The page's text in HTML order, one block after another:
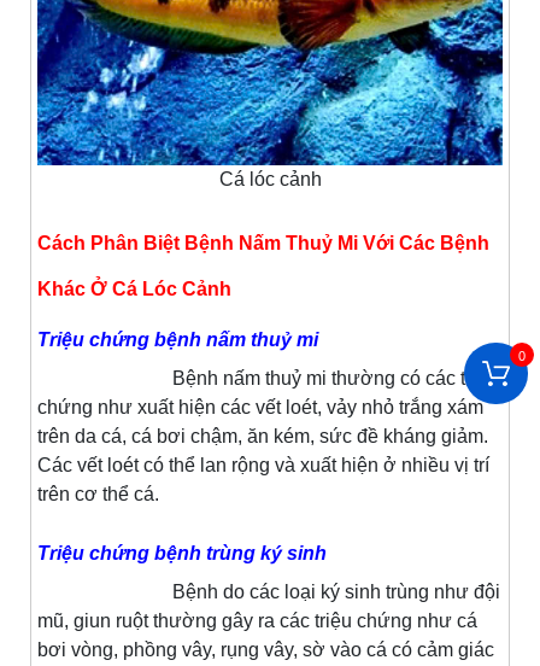
Cá lóc cảnh
Cách Phân Biệt Bệnh Nấm Thuỷ Mi Với Các Bệnh
Khác Ở Cá Lóc Cảnh
Triệu chứng bệnh nấm thuỷ mi
Bệnh nấm thuỷ mi thường có các triệu
chứng như xuất hiện các vết loét, vảy nhỏ trắng xám
trên da cá, cá bơi chậm, ăn kém, sức đề kháng giảm.
Các vết loét có thể lan rộng và xuất hiện ở nhiều vị trí
trên cơ thể cá.
Triệu chứng bệnh trùng ký sinh
Bệnh do các loại ký sinh trùng như đội
mũ, giun ruột thường gây ra các triệu chứng như cá
bơi vòng, phồng vây, rụng vây, sờ vào cá có cảm giác
0